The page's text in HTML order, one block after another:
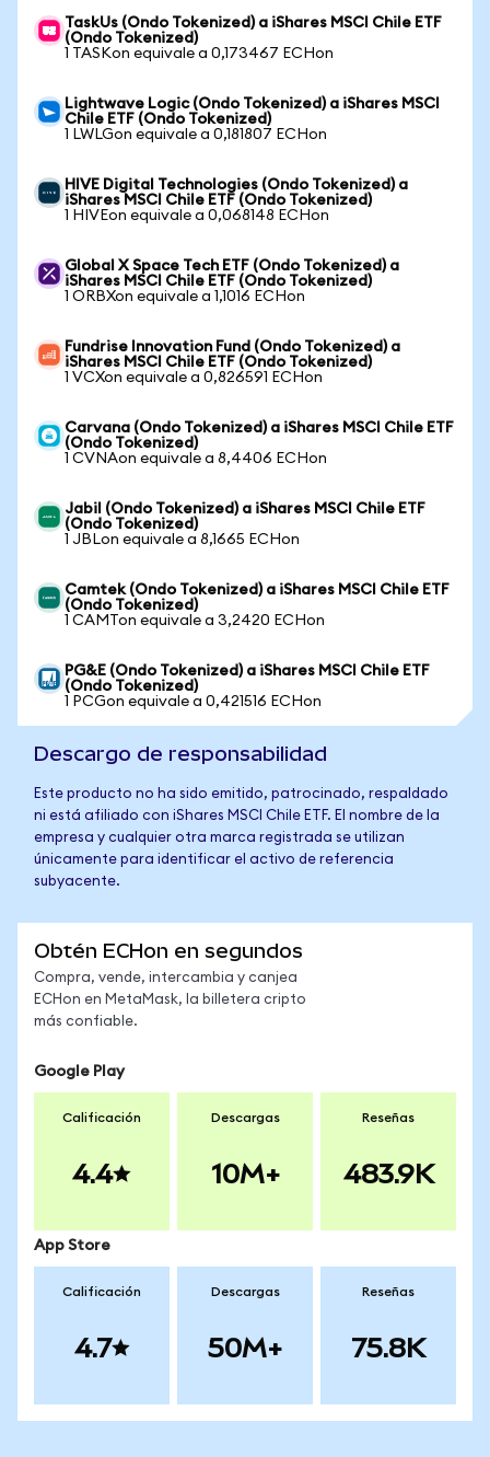
TaskUs (Ondo Tokenized) a iShares MSCI Chile ETF
(Ondo Tokenized)
1 TASKon equivale a 0,173467 ECHon
Lightwave Logic (Ondo Tokenized) a iShares MSCI
Chile ETF (Ondo Tokenized)
1 LWLGon equivale a 0,181807 ECHon
HIVE Digital Technologies (Ondo Tokenized) a
iShares MSCI Chile ETF (Ondo Tokenized)
1 HIVEon equivale a 0,068148 ECHon
Global X Space Tech ETF (Ondo Tokenized) a
iShares MSCI Chile ETF (Ondo Tokenized)
1 ORBXon equivale a 1,1016 ECHon
Fundrise Innovation Fund (Ondo Tokenized) a
iShares MSCI Chile ETF (Ondo Tokenized)
1 VCXon equivale a 0,826591 ECHon
Carvana (Ondo Tokenized) a iShares MSCI Chile ETF
(Ondo Tokenized)
1 CVNAon equivale a 8,4406 ECHon
Jabil (Ondo Tokenized) a iShares MSCI Chile ETF
(Ondo Tokenized)
1 JBLon equivale a 8,1665 ECHon
Camtek (Ondo Tokenized) a iShares MSCI Chile ETF
(Ondo Tokenized)
1 CAMTon equivale a 3,2420 ECHon
PG&E (Ondo Tokenized) a iShares MSCI Chile ETF
(Ondo Tokenized)
1 PCGon equivale a 0,421516 ECHon
Descargo de responsabilidad
Este producto no ha sido emitido, patrocinado, respaldado
ni está afiliado con iShares MSCI Chile ETF. El nombre de la
empresa y cualquier otra marca registrada se utilizan
únicamente para identificar el activo de referencia
subyacente.
Obtén ECHon en segundos
Compra, vende, intercambia y canjea
ECHon en MetaMask, la billetera cripto
más confiable.
Google Play
Calificación
4.4
Descargas
10M+
Reseñas
483.9K
App Store
Calificación
4.7
Descargas
50M+
Reseñas
75.8K